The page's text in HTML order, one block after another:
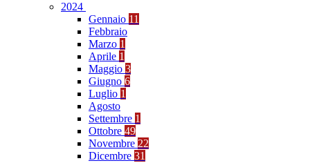
2024
Gennaio 11
Febbraio
Marzo 1
Aprile 1
Maggio 3
Giugno 6
Luglio 1
Agosto
Settembre 1
Ottobre 49
Novembre 22
Dicembre 31